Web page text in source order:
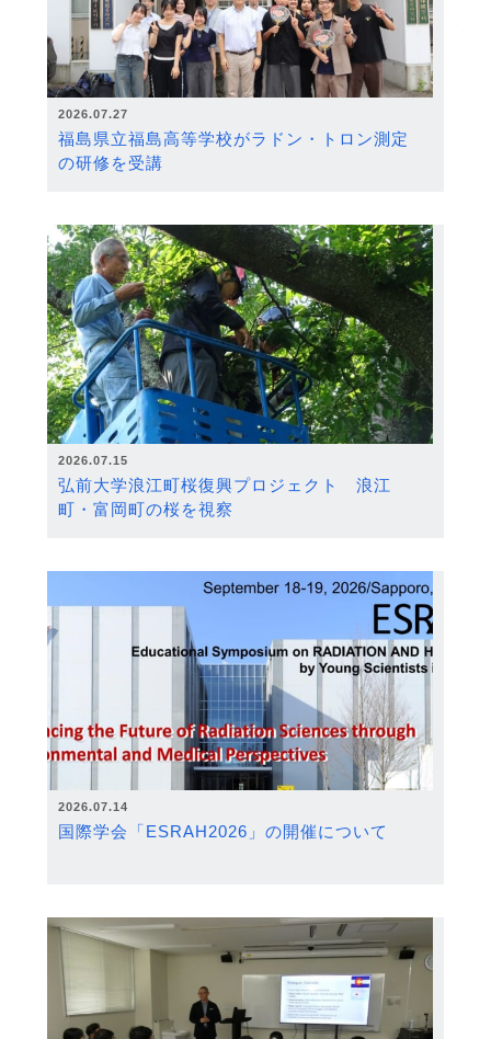
2026.07.27
福島県立福島高等学校がラドン・トロン測定
の研修を受講
2026.07.15
弘前大学浪江町桜復興プロジェクト 浪江
町・富岡町の桜を視察
2026.07.14
国際学会「ESRAH2026」の開催について